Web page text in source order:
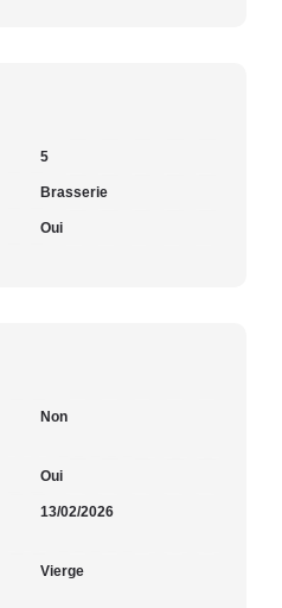
5
Brasserie
Oui
Non
Oui
13/02/2026
Vierge